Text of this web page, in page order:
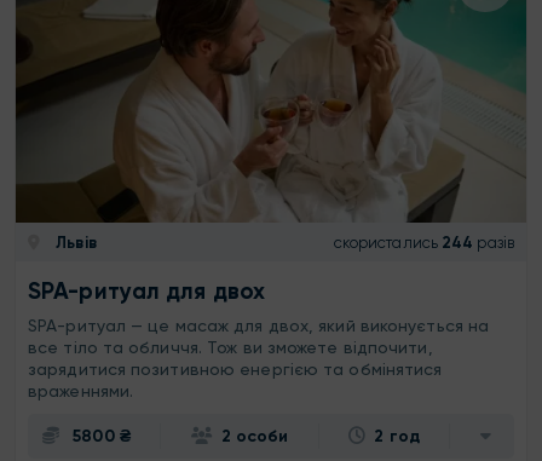
Львів скористались 244 разів
SPA-ритуал для двох
SPA-ритуал — це масаж для двох, який виконується на
все тіло та обличчя. Тож ви зможете відпочити,
зарядитися позитивною енергією та обмінятися
враженнями.
5800 ₴ 2 особи 2 год